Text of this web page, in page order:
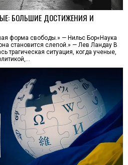
БОЛЬШИЕ ДОСТИЖЕНИЯ И
форма свободы.» — Нильс Бор«Наука
становится слепой.» — Лев Ландау В
трагическая ситуация, когда ученые,